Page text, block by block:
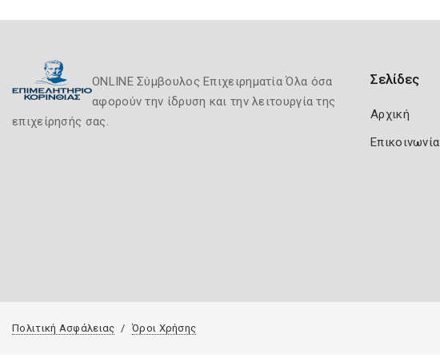
ONLINE Σύμβουλος Επιχειρηματία Όλα όσα
αφορούν την ίδρυση και την λειτουργία της
επιχείρησής σας.
Σελίδες
Αρχική
Επικοινωνία
Πολιτική Ασφάλειας Όροι Χρήσης